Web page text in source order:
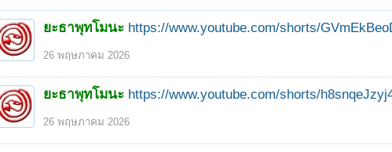
ยะธาพุทโมนะ https://www.youtube.com/shorts/
26 พฤษภาคม 2026
ยะธาพุทโมนะ https://www.youtube.com/shorts/
26 พฤษภาคม 2026